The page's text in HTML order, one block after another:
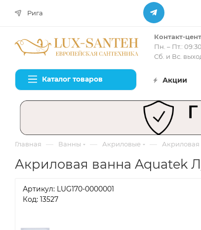
Рига
Контакт-
Пн. – Пт.:
Сб. и Вс.
Каталог товаров Акции
Главная — Ванны — Акриловые — Акриловая
Акриловая ванна Aquatek
Артикул: LUG170-0000001
Код: 13527